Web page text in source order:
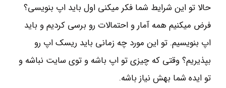
حالا تو این شرایط شما فکر میکنی اول باید اپ بنویسی؟
فرض میکنیم همه آمار و احتمالات رو برسی کردیم و باید
اپ بنویسیم. تو این مورد چه زمانی باید ریسک اپ رو
بپذیریم؟ وقتی که چیزی تو اپ باشه و توی سایت نباشه و
تو ایده شما بهش نیاز باشه.